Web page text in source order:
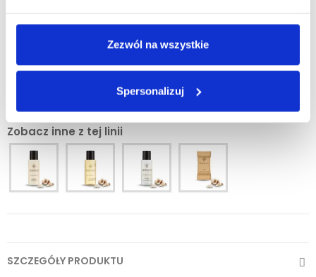
Zezwól na wszystkie
Spersonalizuj
DODAJ DO KOSZYKA
Zobacz inne z tej linii
SZCZEGÓŁY PRODUKTU